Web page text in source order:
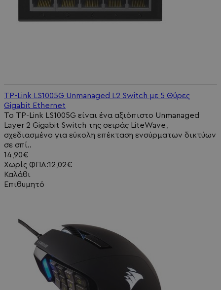
TP-Link LS1005G Unmanaged L2 Switch με 5 Θύρες
Gigabit Ethernet
Το TP-Link LS1005G είναι ένα αξιόπιστο Unmanaged
Layer 2 Gigabit Switch της σειράς LiteWave,
σχεδιασμένο για εύκολη επέκταση ενσύρματων δικτύων
σε σπί..
14,90€
Χωρίς ΦΠΑ:12,02€
Καλάθι
Επιθυμητό